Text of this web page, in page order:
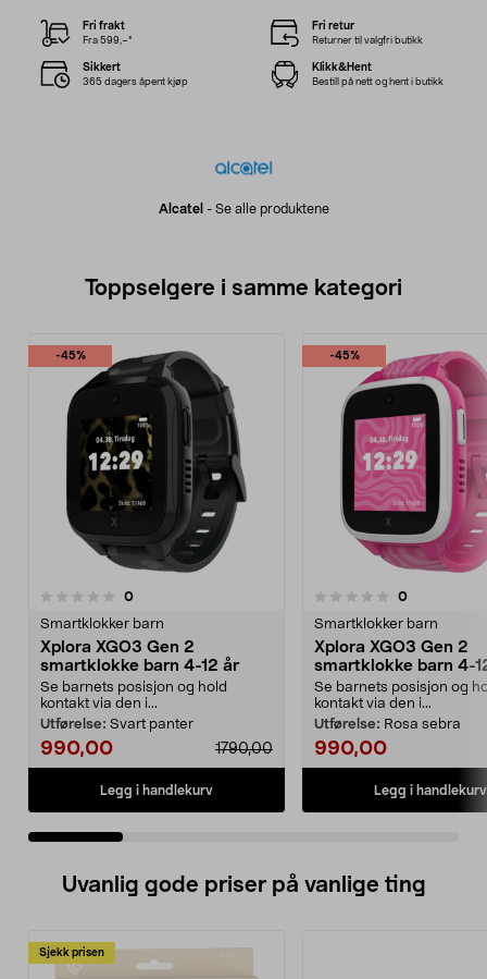
Alcatel - Se alle produktene
Fri frakt
Fra 599,–*
Fri retur
Returner til valgfri butikk
Sikkert
365 dagers åpent kjøp
Klikk&Hent
Bestill på nett og hent i butikk
Toppselgere i samme kategori
-45%
0anmeldelser
Smartklokker barn
Xplora XGO3 Gen 2
smartklokke barn 4-12 år
Se barnets posisjon og hold
kontakt via den i...
Utførelse: Svart panter
990,00 1790,00
Legg i handlekurv
-45%
0.0 av 5 stjerner 0anmeldelser
Smartklokker barn
Xplora XGO3 Gen 2
smartklokke barn 4-
Se barnets posisjon og
kontakt via den i...
Utførelse: Rosa sebra
990,00
Legg i handlekurv
0.0 av 5 stjerner
Uvanlig gode priser på vanlige ting
Sjekk prisen